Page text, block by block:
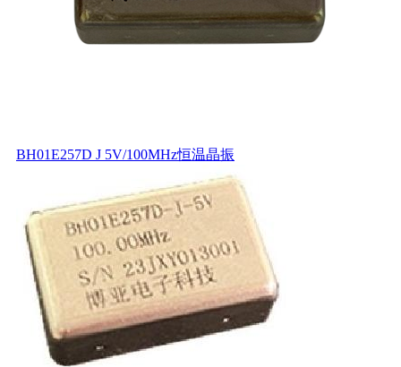
BH01E257D J 5V/100MHz恒温晶振